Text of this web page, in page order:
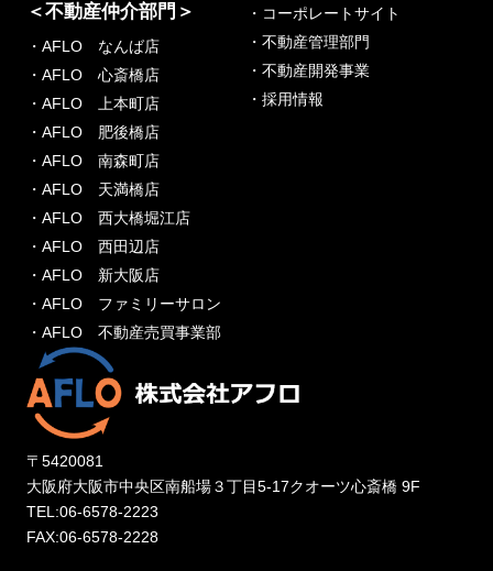
＜不動産仲介部門＞
・AFLO なんば店
・AFLO 心斎橋店
・AFLO 上本町店
・AFLO 肥後橋店
・AFLO 南森町店
・AFLO 天満橋店
・AFLO 西大橋堀江店
・AFLO 西田辺店
・AFLO 新大阪店
・AFLO ファミリーサロン
・AFLO 不動産売買事業部
・コーポレートサイト
・不動産管理部門
・不動産開発事業
・採用情報
〒5420081
大阪府大阪市中央区南船場３丁目5-17クオーツ心斎橋 9F
TEL:06-6578-2223
FAX:06-6578-2228